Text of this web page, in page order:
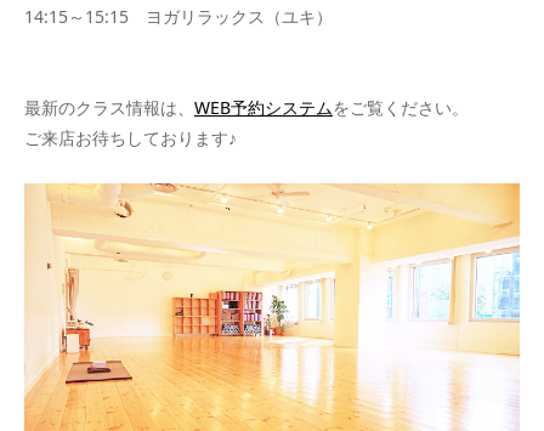
14:15～15:15 ヨガリラックス（ユキ）
最新のクラス情報は、 WEB予約システムをご覧ください。
ご来店お待ちしております♪